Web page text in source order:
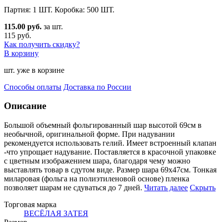
Партия: 1 ШТ. Коробка: 500 ШТ.
115.00 руб. за шт.
115 руб.
Как получить скидку?
В корзину
шт. уже в корзине
Способы оплаты Доставка по России
Описание
Большой объемный фольгированный шар высотой 69см в
необычной, оригинальной форме. При надувании
рекомендуется использовать гелий. Имеет встроенный клапан
-что упрощает надувание. Поставляется в красочной упаковке
с цветным изображением шара, благодаря чему можно
выставлять товар в сдутом виде. Размер шара 69x47см. Тонкая
миларовая (фольга на полиэтиленовой основе) пленка
позволяет шарам не сдуваться до 7 дней. Читать далее Скрыть
Торговая марка
ВЕСЁЛАЯ ЗАТЕЯ